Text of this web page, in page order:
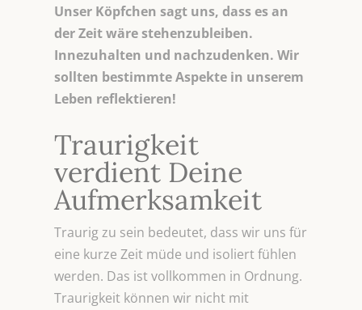
Unser Köpfchen sagt uns, dass es an
der Zeit wäre stehenzubleiben.
Innezuhalten und nachzudenken. Wir
sollten bestimmte Aspekte in unserem
Leben reflektieren!
Traurigkeit
verdient Deine
Aufmerksamkeit
Traurig zu sein bedeutet, dass wir uns für
eine kurze Zeit müde und isoliert fühlen
werden. Das ist vollkommen in Ordnung.
Traurigkeit können wir nicht mit